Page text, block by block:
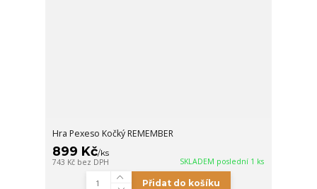
Hra Pexeso Kočký REMEMBER
899 Kč/ks
743 Kč bez DPH SKLADEM poslední 1 ks
Přidat do košíku